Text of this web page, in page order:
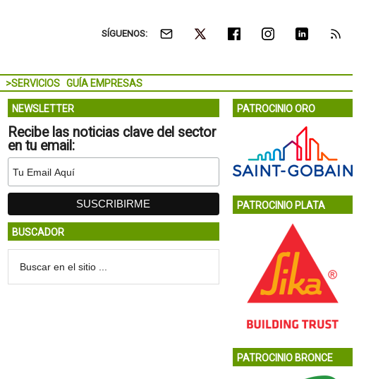
SÍGUENOS:
>SERVICIOS GUÍA EMPRESAS
NEWSLETTER
Recibe las noticias clave del sector
en tu email:
BUSCADOR
PATROCINIO ORO
PATROCINIO PLATA
PATROCINIO BRONCE